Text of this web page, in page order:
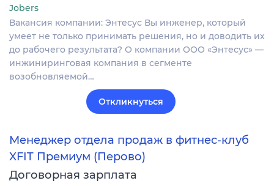
Jobers
Вакансия компании: Энтесус Вы инженер, который
умеет не только принимать решения, но и доводить их
до рабочего результата? О компании ООО «Энтесус» —
инжиниринговая компания в сегменте
возобновляемой…
Откликнуться
Менеджер отдела продаж в фитнес-клуб
XFIT Премиум (Перово)
Договорная зарплата